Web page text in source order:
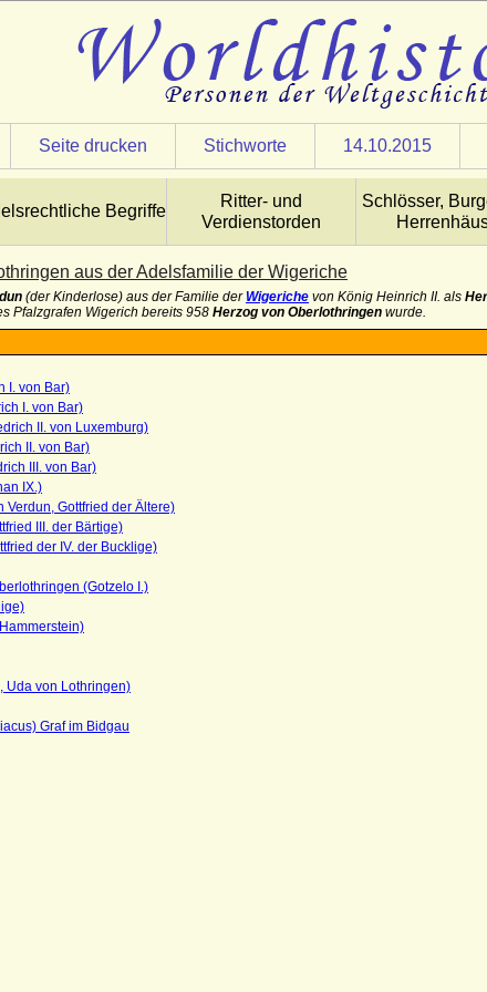
Seite drucken Stichworte 14.10.2015
Begriffe
Ritter- und
Verdienstorden
Schlösser,
aus der Adelsfamilie der Wigeriche
(der Kinderlose) aus der Familie derWigeriche von König Heinrich II. als
Pfalzgrafen Wigerich bereits 958 Herzog von Oberlothringen wurde.
I. von Bar)
I. von Bar)
II. von Luxemburg)
II. von Bar)
III. von Bar)
IX.)
Verdun, Gottfried der Ältere)
III. der Bärtige)
der IV. der Bucklige)
(Gotzelo I.)
Uda von Lothringen)
Graf im Bidgau